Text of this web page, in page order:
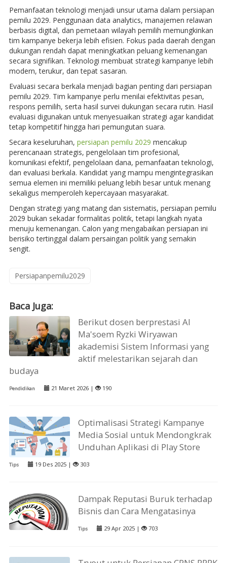
Pemanfaatan teknologi menjadi unsur utama dalam persiapan
pemilu 2029. Penggunaan data analytics, manajemen relawan
berbasis digital, dan pemetaan wilayah pemilih memungkinkan
tim kampanye bekerja lebih efisien. Fokus pada daerah dengan
dukungan rendah dapat meningkatkan peluang kemenangan
secara signifikan. Teknologi membuat strategi kampanye lebih
modern, terukur, dan tepat sasaran.
Evaluasi secara berkala menjadi bagian penting dari persiapan
pemilu 2029. Tim kampanye perlu menilai efektivitas pesan,
respons pemilih, serta hasil survei dukungan secara rutin. Hasil
evaluasi digunakan untuk menyesuaikan strategi agar kandidat
tetap kompetitif hingga hari pemungutan suara.
Secara keseluruhan, persiapan pemilu 2029 mencakup
perencanaan strategis, pengelolaan tim profesional,
komunikasi efektif, pengelolaan dana, pemanfaatan teknologi,
dan evaluasi berkala. Kandidat yang mampu mengintegrasikan
semua elemen ini memiliki peluang lebih besar untuk menang
sekaligus memperoleh kepercayaan masyarakat.
Dengan strategi yang matang dan sistematis, persiapan pemilu
2029 bukan sekadar formalitas politik, tetapi langkah nyata
menuju kemenangan. Calon yang mengabaikan persiapan ini
berisiko tertinggal dalam persaingan politik yang semakin
sengit.
Persiapanpemilu2029
Baca Juga:
Berikut dosen berprestasi Al
Ma'soem Ryzki Wiryawan
akademisi Sistem Informasi yang
aktif melestarikan sejarah dan
budaya
Pendidikan 21 Maret 2026 | 190
Optimalisasi Strategi Kampanye
Media Sosial untuk Mendongkrak
Unduhan Aplikasi di Play Store
Tips 19 Des 2025 | 303
Dampak Reputasi Buruk terhadap
Bisnis dan Cara Mengatasinya
Tips 29 Apr 2025 | 703